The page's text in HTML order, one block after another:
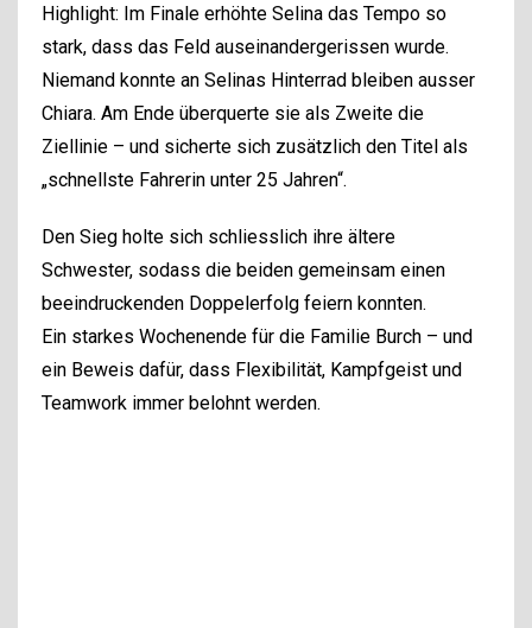
Highlight: Im Finale erhöhte Selina das Tempo so
stark, dass das Feld auseinandergerissen wurde.
Niemand konnte an Selinas Hinterrad bleiben ausser
Chiara. Am Ende überquerte sie als Zweite die
Ziellinie – und sicherte sich zusätzlich den Titel als
„schnellste Fahrerin unter 25 Jahren“.
Den Sieg holte sich schliesslich ihre ältere
Schwester, sodass die beiden gemeinsam einen
beeindruckenden Doppelerfolg feiern konnten.
Ein starkes Wochenende für die Familie Burch – und
ein Beweis dafür, dass Flexibilität, Kampfgeist und
Teamwork immer belohnt werden.